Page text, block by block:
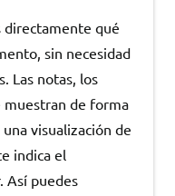
directamente qué
sin necesidad
Las notas, los
muestran de forma
visualización de
indica el
Así puedes